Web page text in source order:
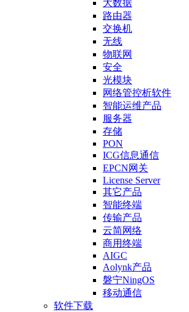
大数据
路由器
交换机
无线
物联网
安全
光模块
网络管控析软件
智能运维产品
服务器
存储
PON
ICG信息通信
EPCN网关
License Server
其它产品
智能终端
传输产品
云简网络
商用终端
AIGC
Aolynk产品
磐宁NingOS
移动通信
软件下载